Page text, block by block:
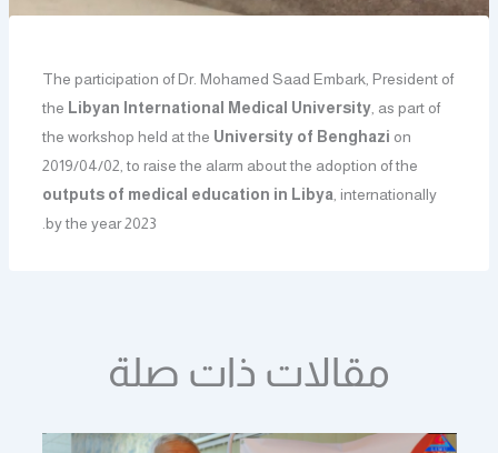
The participation of Dr. Mohamed Saad Embark, President of
the Libyan International Medical University, as part of
the workshop held at the University of Benghazi on
2019/04/02, to raise the alarm about the adoption of the
outputs of medical education in Libya, internationally
by the year 2023.
مقالات ذات صلة